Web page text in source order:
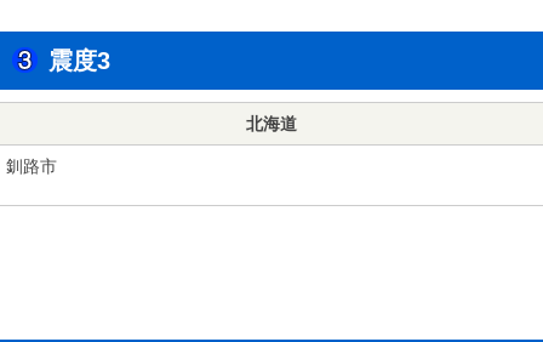
震度3
北海道
釧路市